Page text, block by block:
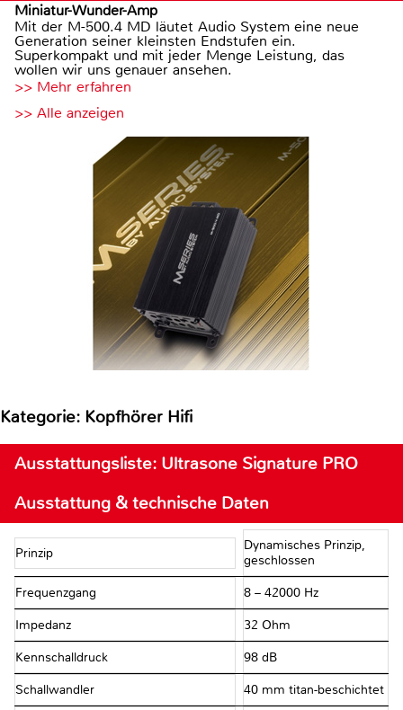
Miniatur-Wunder-Amp
Mit der M-500.4 MD läutet Audio System eine neue
Generation seiner kleinsten Endstufen ein.
Superkompakt und mit jeder Menge Leistung, das
wollen wir uns genauer ansehen.
>> Mehr erfahren
>> Alle anzeigen
Kategorie: Kopfhörer Hifi
Ausstattungsliste: Ultrasone Signature PRO
Ausstattung & technische Daten
Prinzip
Dynamisches Prinzip,
geschlossen
Frequenzgang 8 – 42000 Hz
Impedanz 32 Ohm
Kennschalldruck 98 dB
Schallwandler 40 mm titan-beschichtet